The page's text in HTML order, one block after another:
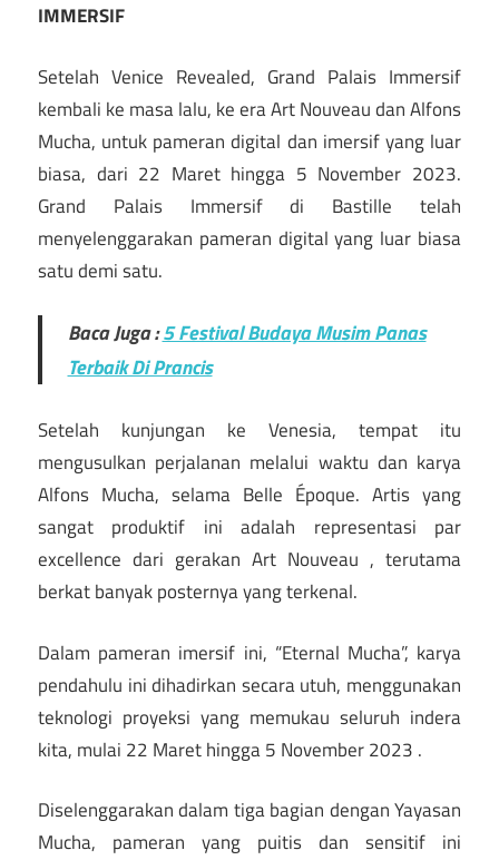
IMMERSIF
Setelah Venice Revealed, Grand Palais Immersif
kembali ke masa lalu, ke era Art Nouveau dan Alfons
Mucha, untuk pameran digital dan imersif yang luar
biasa, dari 22 Maret hingga 5 November 2023.
Grand Palais Immersif di Bastille telah
menyelenggarakan pameran digital yang luar biasa
satu demi satu.
Baca Juga :5 Festival Budaya Musim Panas
Terbaik Di Prancis
Setelah kunjungan ke Venesia, tempat itu
mengusulkan perjalanan melalui waktu dan karya
Alfons Mucha, selama Belle Époque. Artis yang
sangat produktif ini adalah representasi par
excellence dari gerakan Art Nouveau , terutama
berkat banyak posternya yang terkenal.
Dalam pameran imersif ini, “Eternal Mucha”, karya
pendahulu ini dihadirkan secara utuh, menggunakan
teknologi proyeksi yang memukau seluruh indera
kita, mulai 22 Maret hingga 5 November 2023 .
Diselenggarakan dalam tiga bagian dengan Yayasan
Mucha, pameran yang puitis dan sensitif ini